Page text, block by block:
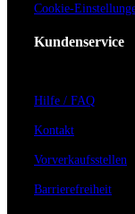
Cookie-
Kundenservice
Hilfe / FAQ
Kontakt
Vorverkaufsstellen
Barrierefreiheit